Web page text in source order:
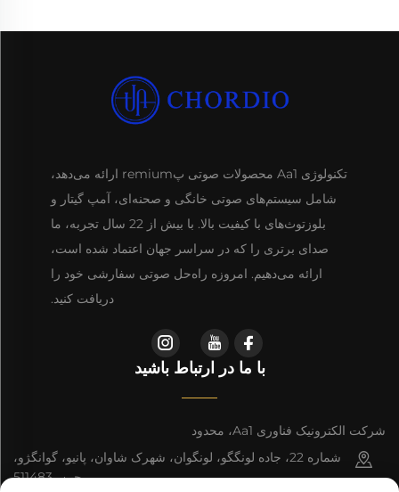
تکنولوژی Aa1 محصولات صوتی پremium ارائه می‌دهد،
شامل سیستم‌های صوتی خانگی و صحنه‌ای، آمپ گیتار و
بلوزتوث‌های با کیفیت بالا. با بیش از 22 سال تجربه، ما
صدای برتری را که در سراسر جهان اعتماد شده است،
ارائه می‌دهیم. امروزه راه‌حل صوتی سفارشی خود را
دریافت کنید.
با ما در ارتباط باشید
شرکت الکترونیک فناوری Aa1، محدود
شماره 22، جاده لونگگو، لونگوان، شهرک شاوان، پانیو، گوانگژو،
چین، 511483